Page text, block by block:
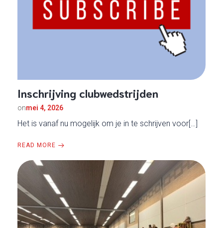
Inschrijving clubwedstrijden
onmei 4, 2026
Het is vanaf nu mogelijk om je in te schrijven voor[…]
READ MORE